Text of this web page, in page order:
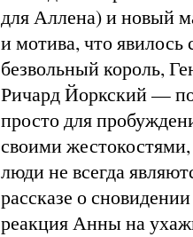
для Аллена) и новый
и мотива, что
безвольный король,
Ричард Йоркский —
просто для
своими
люди не всегда
рассказе о
реакция Анны на